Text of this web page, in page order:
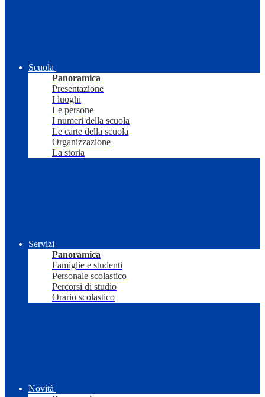
Scuola
Panoramica
Presentazione
I luoghi
Le persone
I numeri della scuola
Le carte della scuola
Organizzazione
La storia
Servizi
Panoramica
Famiglie e studenti
Personale scolastico
Percorsi di studio
Orario scolastico
Novità